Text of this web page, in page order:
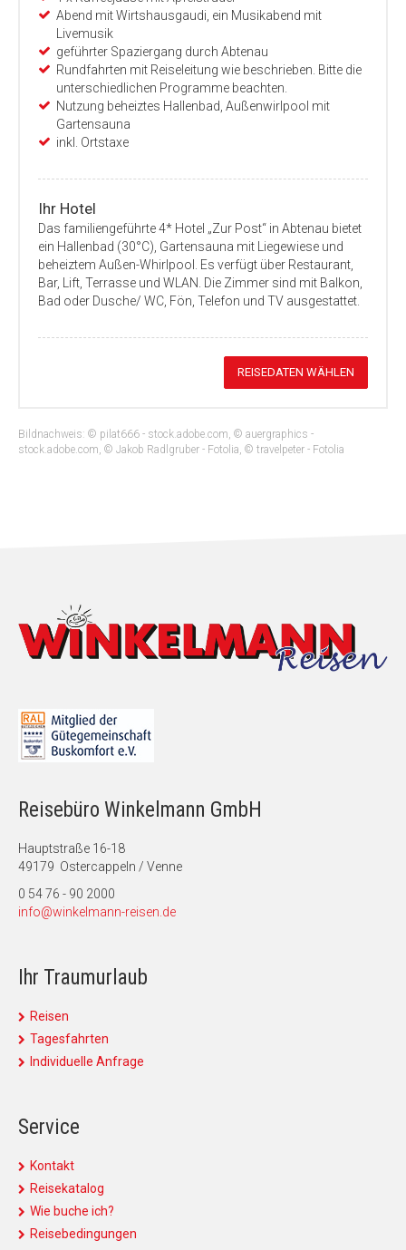
Abend mit Wirtshausgaudi, ein Musikabend mit
Livemusik
geführter Spaziergang durch Abtenau
Rundfahrten mit Reiseleitung wie beschrieben. Bitte die
unterschiedlichen Programme beachten.
Nutzung beheiztes Hallenbad, Außenwirlpool mit
Gartensauna
inkl. Ortstaxe
Ihr Hotel
Das familiengeführte 4* Hotel „Zur Post“ in Abtenau bietet
ein Hallenbad (30°C), Gartensauna mit Liegewiese und
beheiztem Außen-Whirlpool. Es verfügt über Restaurant,
Bar, Lift, Terrasse und WLAN. Die Zimmer sind mit Balkon,
Bad oder Dusche/ WC, Fön, Telefon und TV ausgestattet.
REISEDATEN WÄHLEN
Bildnachweis: © pilat666 - stock.adobe.com, © auergraphics -
stock.adobe.com, © Jakob Radlgruber - Fotolia, © travelpeter - Fotolia
Reisebüro Winkelmann GmbH
Hauptstraße 16-18
49179 Ostercappeln / Venne
0 54 76 - 90 2000
info@winkelmann-reisen.de
Ihr Traumurlaub
Reisen
Tagesfahrten
Individuelle Anfrage
Service
Kontakt
Reisekatalog
Wie buche ich?
Reisebedingungen